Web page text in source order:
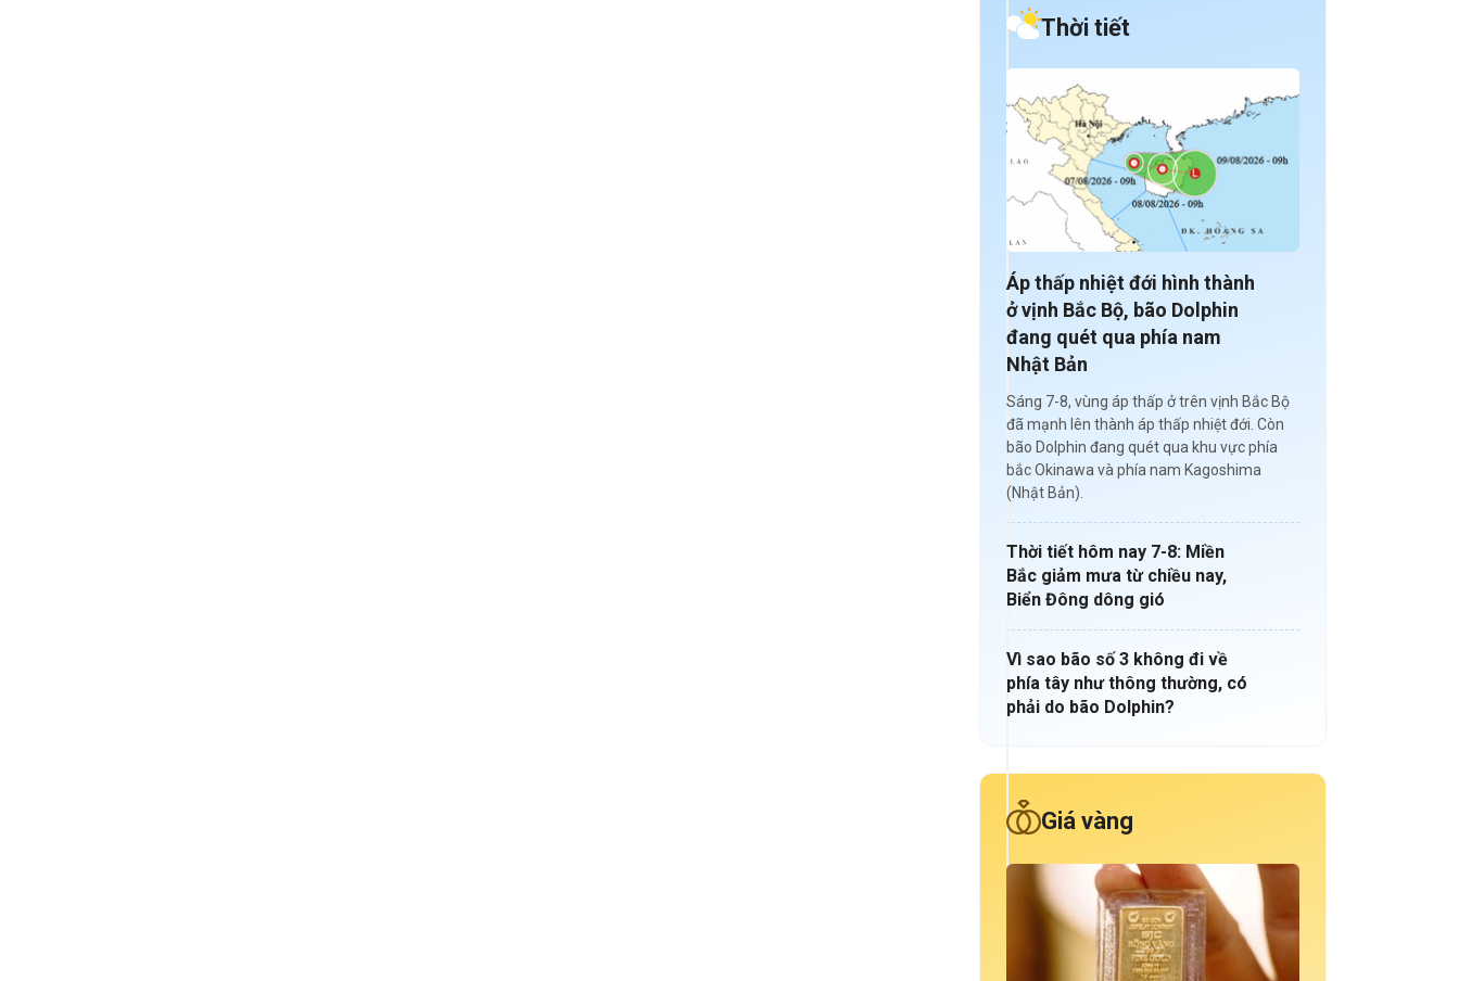
Thời tiết
Áp thấp nhiệt đới hình thành
ở vịnh Bắc Bộ, bão Dolphin
đang quét qua phía nam
Nhật Bản
Sáng 7-8, vùng áp thấp ở trên vịnh Bắc Bộ
đã mạnh lên thành áp thấp nhiệt đới. Còn
bão Dolphin đang quét qua khu vực phía
bắc Okinawa và phía nam Kagoshima
(Nhật Bản).
Thời tiết hôm nay 7-8: Miền
Bắc giảm mưa từ chiều nay,
Biển Đông dông gió
Vì sao bão số 3 không đi về
phía tây như thông thường, có
phải do bão Dolphin?
Giá vàng